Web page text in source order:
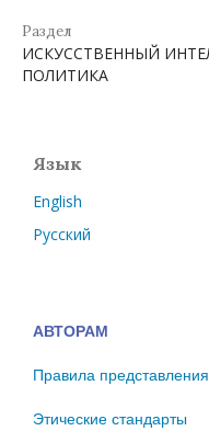
Раздел
ИСКУССТВЕННЫЙ
ПОЛИТИКА
Язык
English
Русский
АВТОРАМ
Правила
Этические стандарты